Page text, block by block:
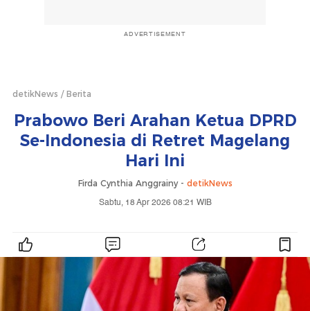
ADVERTISEMENT
detikNews Berita
Prabowo Beri Arahan Ketua DPRD
Se-Indonesia di Retret Magelang
Hari Ini
Firda Cynthia Anggrainy - detikNews
Sabtu, 18 Apr 2026 08:21 WIB